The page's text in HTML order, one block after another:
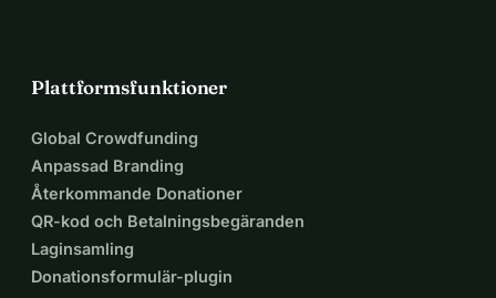
Plattformsfunktioner
Global Crowdfunding
Anpassad Branding
Återkommande Donationer
QR-kod och Betalningsbegäranden
Laginsamling
Donationsformulär-plugin